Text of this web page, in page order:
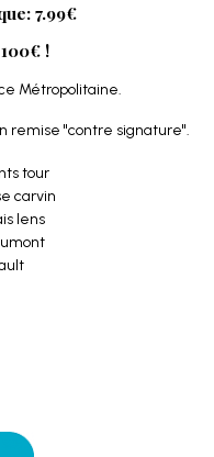
7.99€
!
Métropolitaine.
remise "contre signature".